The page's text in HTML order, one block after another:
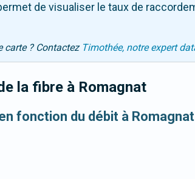
de visualiser le taux de
carte ? Contactez Timothée, notre expert
la fibre à Romagnat
fonction du débit à Romagnat